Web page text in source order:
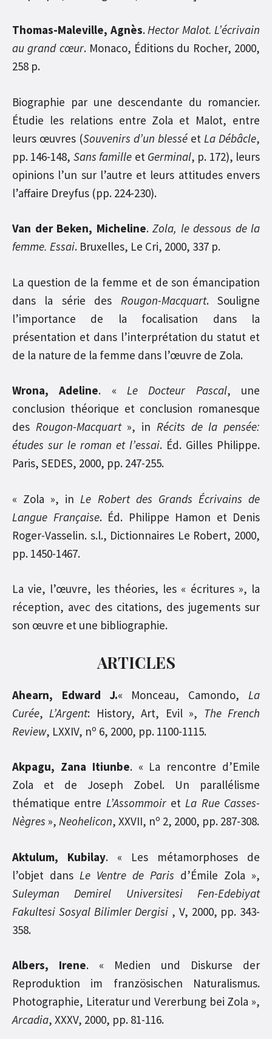
Thomas-Maleville, Agnès.Hector Malot. L’écrivain
au grand cœur. Monaco, Éditions du Rocher, 2000,
258 p.
Biographie par une descendante du romancier.
Étudie les relations entre Zola et Malot, entre
leurs œuvres (Souvenirs d’un blessé et La Débâcle,
pp. 146-148, Sans famille et Germinal, p. 172), leurs
opinions l’un sur l’autre et leurs attitudes envers
l’affaire Dreyfus (pp. 224-230).
Van der Beken, Micheline. Zola, le dessous de la
femme. Essai. Bruxelles, Le Cri, 2000, 337 p.
La question de la femme et de son émancipation
dans la série des Rougon-Macquart. Souligne
l’importance de la focalisation dans la
présentation et dans l’interprétation du statut et
de la nature de la femme dans l’œuvre de Zola.
Wrona, Adeline. «Le Docteur Pascal, une
conclusion théorique et conclusion romanesque
des Rougon-Macquart», in Récits de la pensée:
études sur le roman et l’essai. Éd. Gilles Philippe.
Paris, SEDES, 2000, pp. 247-255.
« Zola », in Le Robert des Grands Écrivains de
Langue Française. Éd. Philippe Hamon et Denis
Roger-Vasselin. s.l., Dictionnaires Le Robert, 2000,
pp. 1450-1467.
La vie, l’œuvre, les théories, les « écritures », la
réception, avec des citations, des jugements sur
son œuvre et une bibliographie.
ARTICLES
Ahearn, Edward J.« Monceau, Camondo, La
Curée, L’Argent: History, Art, Evil », The French
Review, LXXIV, no 6, 2000, pp. 1100-1115.
Akpagu, Zana Itiunbe. « La rencontre d’Emile
Zola et de Joseph Zobel. Un parallélisme
thématique entre L’AssommoiretLa Rue Casses-
Nègres », Neohelicon, XXVII, no 2, 2000, pp. 287-308.
Aktulum, Kubilay. « Les métamorphoses de
l’objet dans Le Ventre de Paris d’Émile Zola »,
Suleyman Demirel Universitesi Fen-Edebiyat
Fakultesi Sosyal Bilimler Dergisi , V, 2000, pp. 343-
358.
Albers, Irene. « Medien und Diskurse der
Reproduktion im französischen Naturalismus.
Photographie, Literatur und Vererbung bei Zola »,
Arcadia, XXXV, 2000, pp. 81-116.